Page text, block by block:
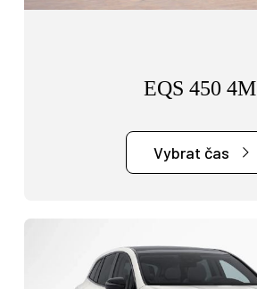
EQS 450 4M
Vybrat čas